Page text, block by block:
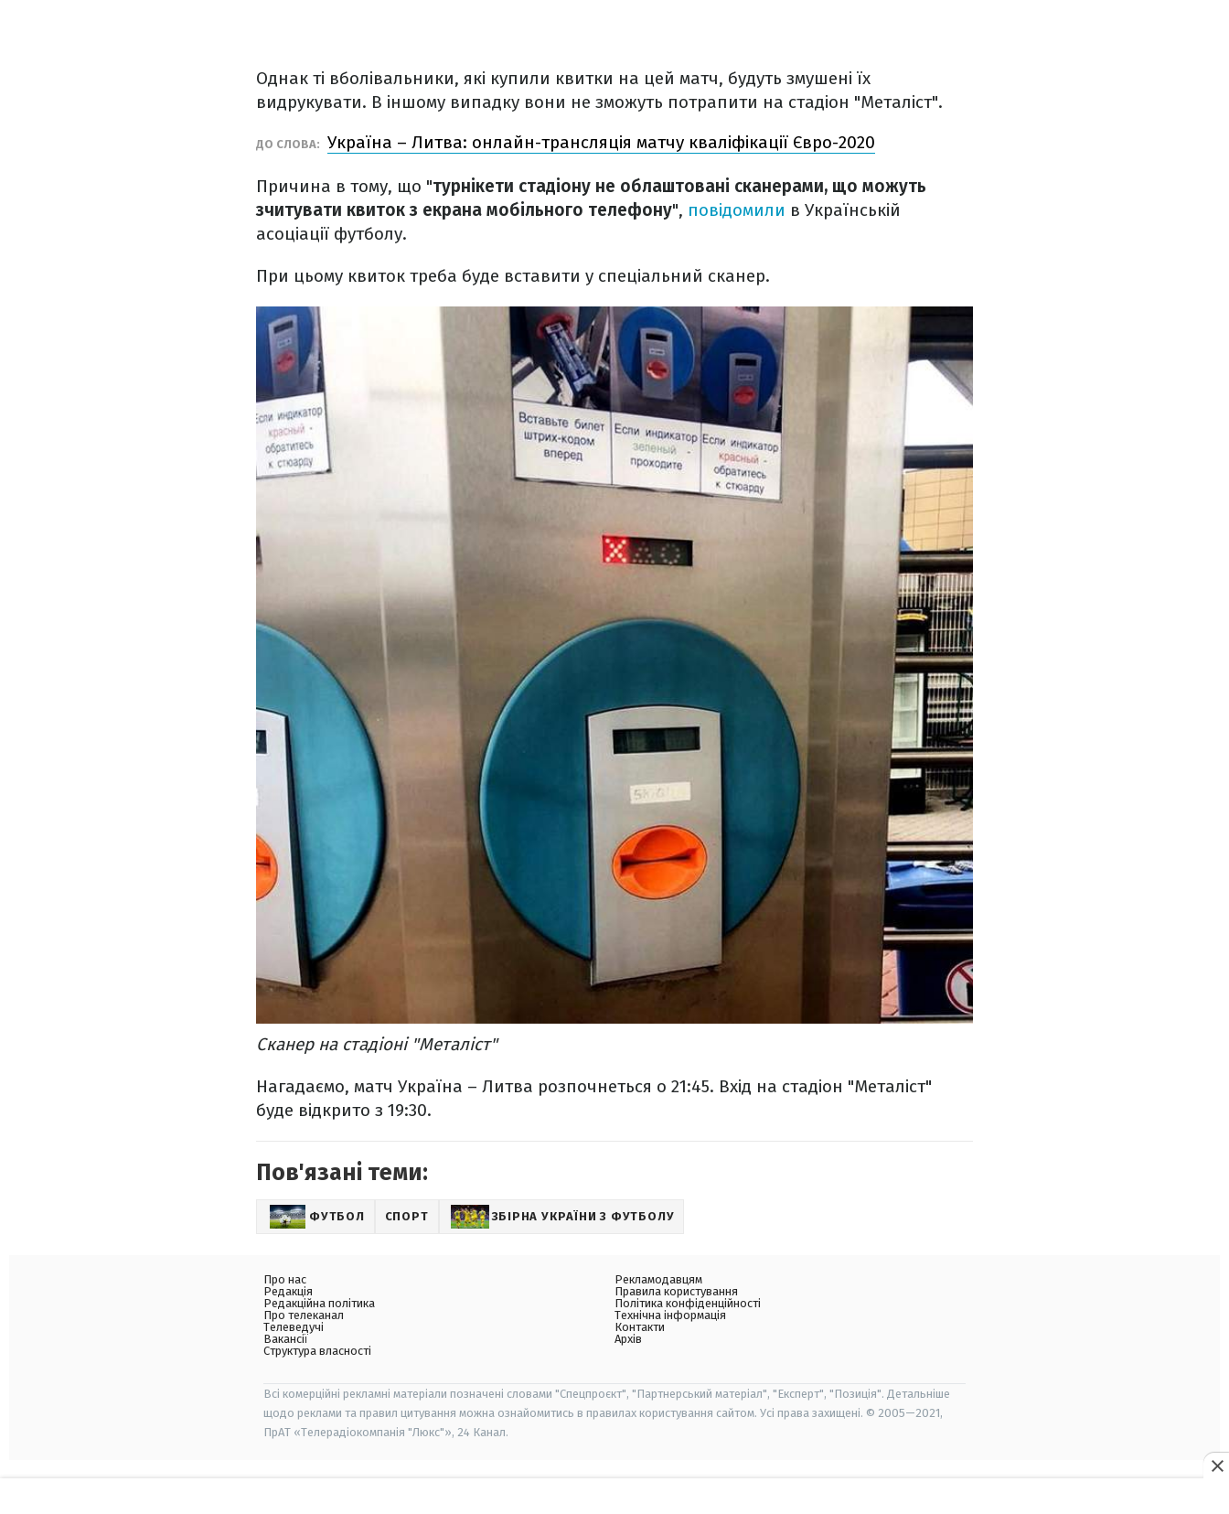
Однак ті вболівальники, які купили квитки на цей матч, будуть змушені їх
видрукувати. В іншому випадку вони не зможуть потрапити на стадіон "Металіст".
ДО СЛОВА: Україна – Литва: онлайн-трансляція матчу кваліфікації Євро-2020
Причина в тому, що "турнікети стадіону не облаштовані сканерами, що можуть
зчитувати квиток з екрана мобільного телефону", повідомили в Українській
асоціації футболу.
При цьому квиток треба буде вставити у спеціальний сканер.
Сканер на стадіоні "Металіст"
Нагадаємо, матч Україна – Литва розпочнеться о 21:45. Вхід на стадіон "Металіст"
буде відкрито з 19:30.
Пов'язані теми:
ФУТБОЛ СПОРТ ЗБІРНА УКРАЇНИ З ФУТБОЛУ
Про нас
Редакція
Редакційна політика
Про телеканал
Телеведучі
Вакансії
Структура власності
Рекламодавцям
Правила користування
Політика конфіденційності
Технічна інформація
Контакти
Архів
Всі комерційні рекламні матеріали позначені словами "Спецпроєкт", "Партнерський матеріал", "Експерт", "Позиція". Детальніше
щодо реклами та правил цитування можна ознайомитись в правилах користування сайтом. Усі права захищені. © 2005—2021,
ПрАТ «Телерадіокомпанія "Люкс"», 24 Канал.